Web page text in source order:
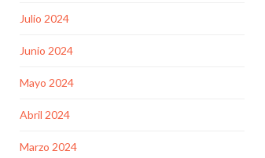
Julio 2024
Junio 2024
Mayo 2024
Abril 2024
Marzo 2024